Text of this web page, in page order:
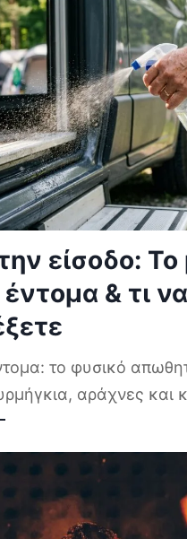
είσοδο:
έντομα & τι να
το φυσικό
αράχνες και